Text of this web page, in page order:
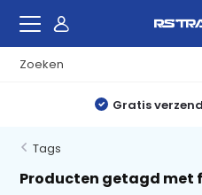
Gratis
Tags
Producten getagd met